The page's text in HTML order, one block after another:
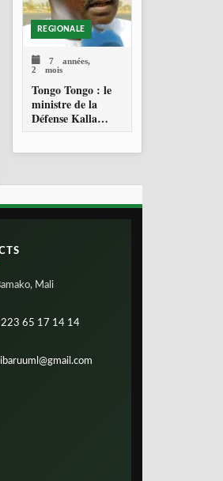
REGIONALE
7 années,
2 mois
Tongo Tongo : le
ministre de la
Défense Kalla
Moutari dévoile les
Mali
65 17 14 14